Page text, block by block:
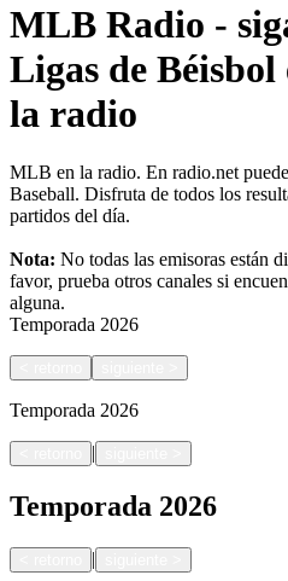
MLB Radio -
Ligas de
la radio
MLB en la radio. En radio.net
Baseball. Disfruta de todos los
partidos del día.
Nota: No todas las emisoras están
favor, prueba otros canales si
alguna.
Temporada 2026
Temporada 2026
|
Temporada 2026
|